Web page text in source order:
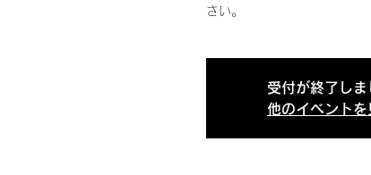
さい。
受付が終了しま
他のイベントを